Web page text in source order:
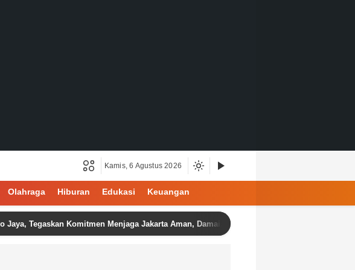
Kamis, 6 Agustus 2026
Olahraga Hiburan Edukasi Keuangan
Komitmen Menjaga Jakarta Aman, Damai, dan Kondusif Jelang HUT ke-81 Republik